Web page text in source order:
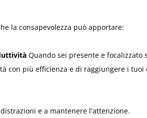
la consapevolezza può apportare:
Quando sei presente e focalizzato
con più efficienza e di raggiungere i tuoi
e a mantenere l'attenzione.